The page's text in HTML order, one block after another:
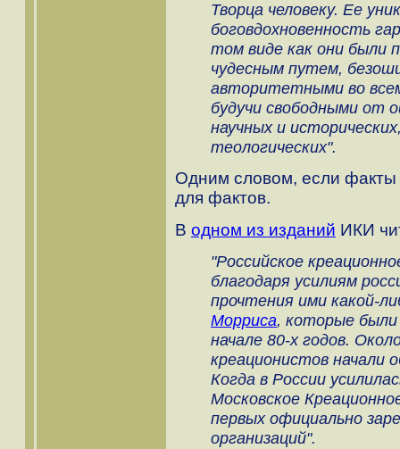
Творца человеку. Ее
боговдохновенность
том виде как они были
чудесным путем,
авторитетными во
будучи свободными от
научных и
теологических".
Одним словом, если факты
для фактов.
В одном из изданий ИКИ
"Российское
благодаря усилиям
прочтения ими какой-
Морриса, которые были
начале 80-х годов.
креационистов начали
Когда в России
Московское
первых официально
организаций".